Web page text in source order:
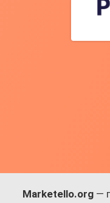
Marketello.org —